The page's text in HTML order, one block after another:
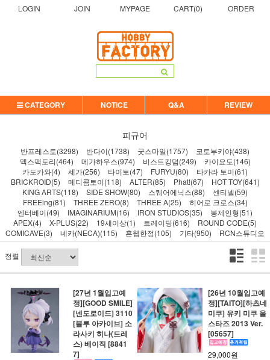
LOGIN JOIN MYPAGE CART(0) ORDER
CATEGORY NOTICE Q&A REVIEW
피규어
반프레스토(3298) 반다이(1738) 굿스마일(1757)
코토부키야(438)
맥스팩토리(464)
메가하우스(974) 비스트킹덤(249)
카이요도(146)
카도카와(4)
세가(256) 타이토(47) FURYU(80)
타카라 토미(61)
BRICKROID(5)
메디콤토이(118) ALTER(85) Phat!(67)
HOT TOY(641)
KING ARTS(118)
SIDE SHOW(80) 스퀘어에닉스(88)
센티넬(59)
FREEing(81)
THREE ZERO(8) THREE A(25)
히어로 크로스(34)
엔터베이(49)
IMAGINARIUM(16) IRON STUDIOS(35)
봉제인형(51)
APEX(4)
X-PLUS(22) 19세이상(1) 트레이딩(616)
ROUND CODE(5)
COMICAVE(3)
네카(NECA)(115) 혼웹한정(105) 기타(950) RCN스튜디오
정렬
[27년 1월입고예
정][GOOD SMILE]
[넨도로이드] 3110
[블루 아카이브] 소
라사키 히나(드레
스) 베이직 [8841
7]
[26년 10월입고예
정][TAITO][하츠네
미쿠] 유키 미쿠 올
스타즈 2013 Ver.
[05657]
29,000원